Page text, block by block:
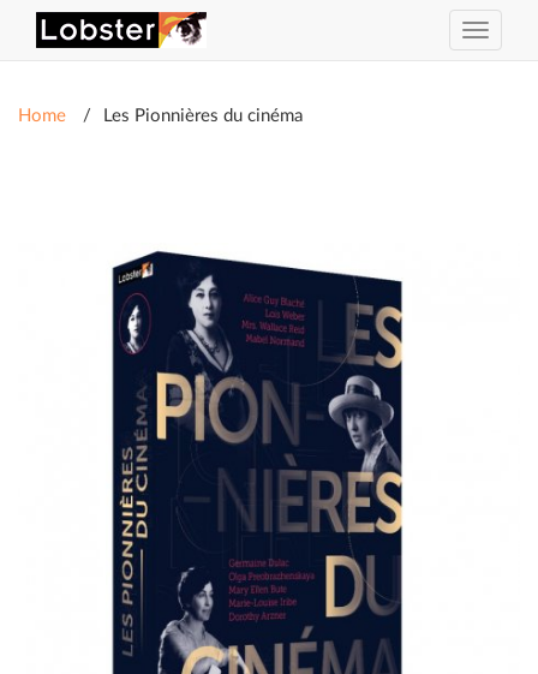
Toggle
Home Les Pionnières du cinéma